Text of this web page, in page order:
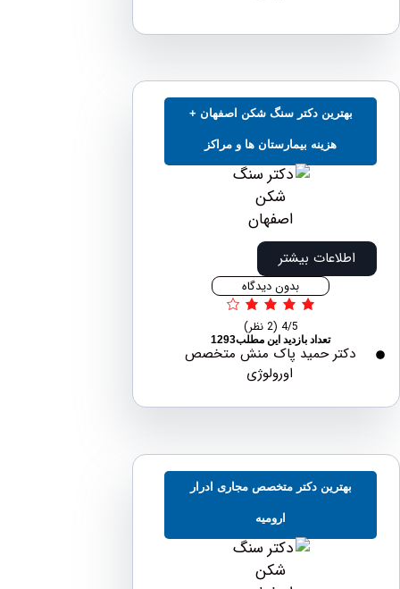
بهترین دکتر سنگ شکن اصفهان +
هزینه بیمارستان ها و مراکز
اطلاعات بیشتر
بدون دیدگاه
تعداد بازدید این مطلب1293
دکتر حمید پاک منش متخصص
اورولوژی
بهترین دکتر متخصص مجاری ادرار